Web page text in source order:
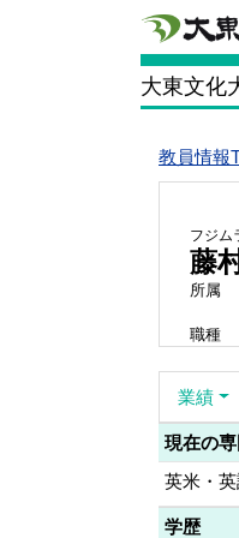
大東文化
教員情報
フジ
藤
所属
職種
業績
現在の
英米・
学歴